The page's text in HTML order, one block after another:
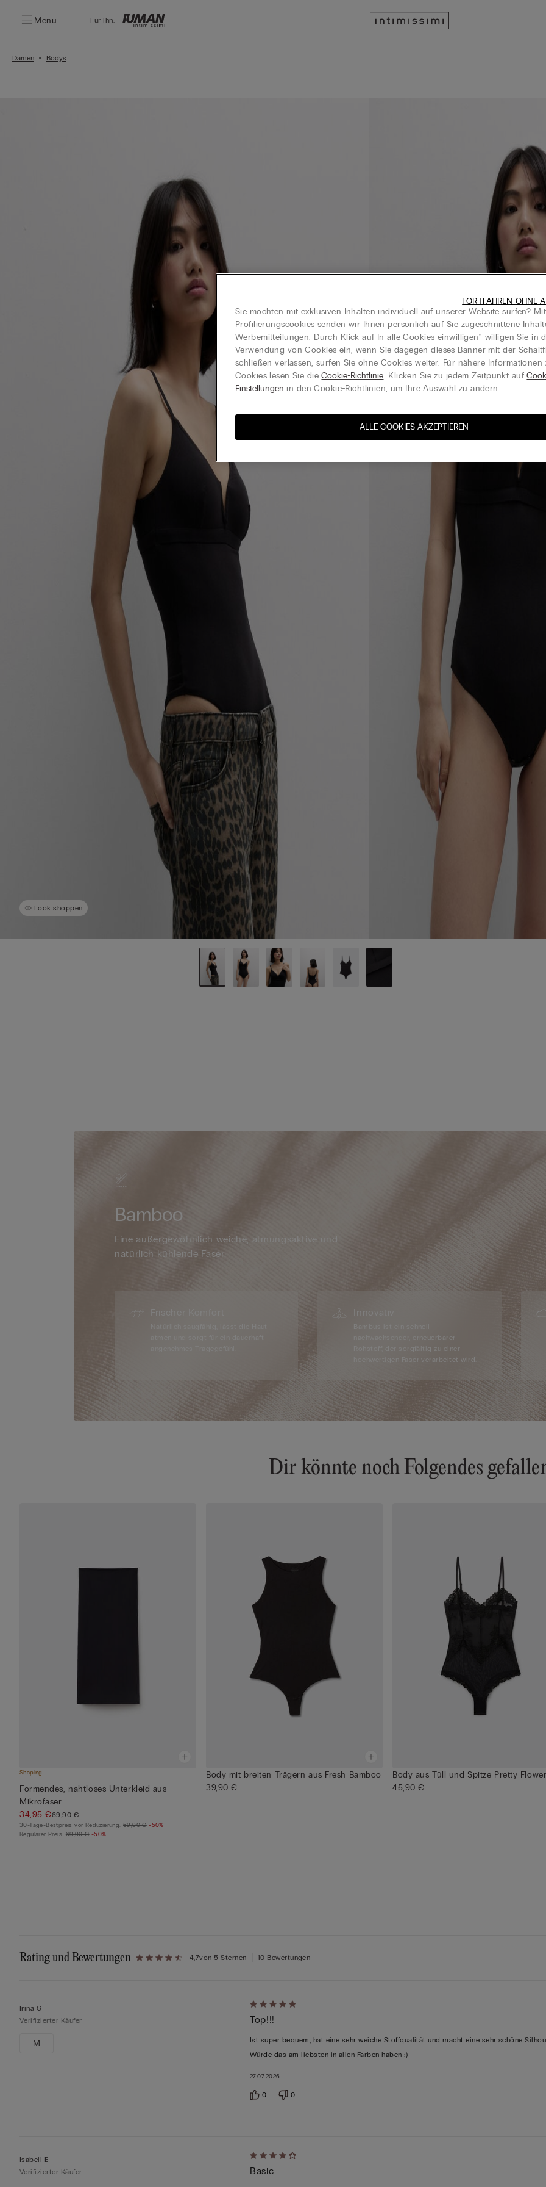
Menü Für Ihn:
Damen Bodys
Look shoppen
Bamboo
Eine außergewöhnlich weiche, atmungsaktive und
natürlich kühlende Faser.
Frischer Komfort
Natürlich saugfähig, lässt die Haut
Innovativ
Bambus ist ein schnell
nachwachsender, erneuerbarer
Rohstoff, der sorgfältig zu einer
hochwertigen Faser verarbeitet wird.
Dir könnte noch Folgendes
Shaping
Formendes, nahtloses Unterkleid aus
Mikrofaser
34,95 €69,90 €
30-Tage-Bestpreis vor Reduzierung: 69,90 € -50%
Regulärer Preis: 69,90 € -50%
Body mit breiten Trägern aus Fresh Bamboo
39,90 €
Body aus Tüll und Spitze Pretty
45,90 €
Rating und Bewertungen 4,7von 5 Sternen 10 Bewertungen
Irina G
Verifizierter Käufer
M
Mit
5
von
5
Top!!!
Ist super bequem, hat eine sehr weiche Stoffqualität und macht eine sehr schöne
Würde das am liebsten in allen Farben haben :)
27.07.2026
0 0
Isabell E
Verifizierter Käufer
Mit
4
Basic
Sie möchten mit exklusiven Inhalten individuell auf unserer Website surfen?
Profilierungscookies senden wir Ihnen persönlich auf Sie zugeschnittene
Werbemitteilungen. Durch Klick auf In alle Cookies einwilligen‟ willigen Sie in
Verwendung von Cookies ein, wenn Sie dagegen dieses Banner mit der
schließen verlassen, surfen Sie ohne Cookies weiter. Für nähere Informationen
Cookies lesen Sie dieCookie-Richtlinie. Klicken Sie zu jedem Zeitpunkt auf
Einstellungen in den Cookie-Richtlinien, um Ihre Auswahl zu ändern.
ALLE COOKIES AKZEPTIEREN
FORTFAHREN OHNE